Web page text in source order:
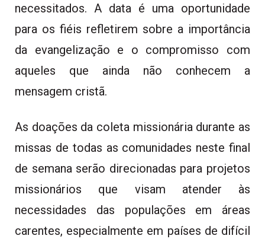
necessitados. A data é uma oportunidade
para os fiéis refletirem sobre a importância
da evangelização e o compromisso com
aqueles que ainda não conhecem a
mensagem cristã.
As doações da coleta missionária durante as
missas de todas as comunidades neste final
de semana serão direcionadas para projetos
missionários que visam atender às
necessidades das populações em áreas
carentes, especialmente em países de difícil